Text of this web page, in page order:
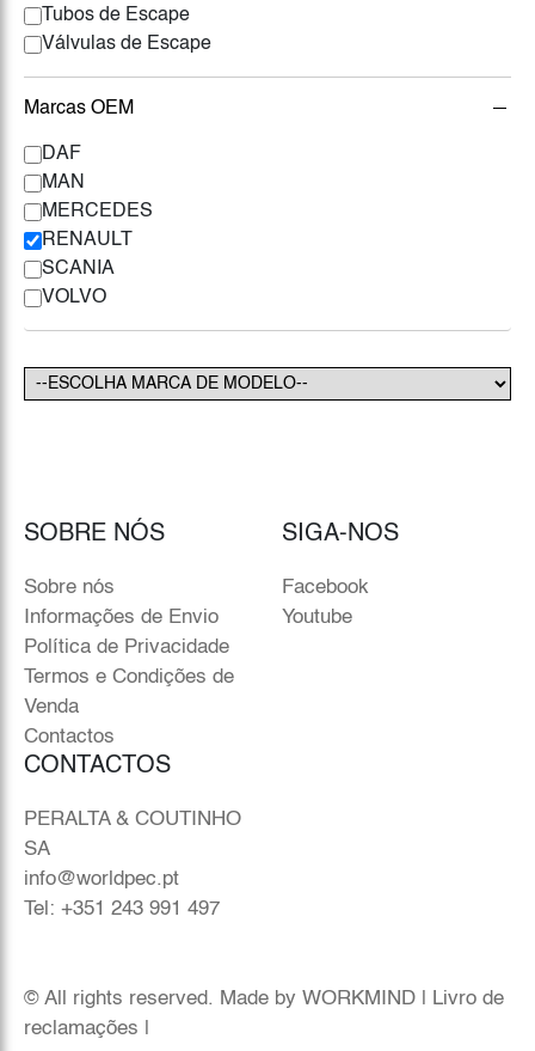
Tubos de Escape
Válvulas de Escape
Marcas OEM
DAF
MAN
MERCEDES
RENAULT
SCANIA
VOLVO
SOBRE NÓS
Sobre nós
Informações de Envio
Política de Privacidade
Termos e Condições de
Venda
Contactos
SIGA-NOS
Facebook
Youtube
CONTACTOS
PERALTA & COUTINHO
SA
info@worldpec.pt
Tel: +351 243 991 497
© All rights reserved. Made by WORKMIND
Livro de
reclamações